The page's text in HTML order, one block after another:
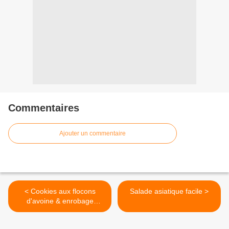
Commentaires
Ajouter un commentaire
< Cookies aux flocons
d'avoine & enrobage
chocolaté
Salade asiatique facile >